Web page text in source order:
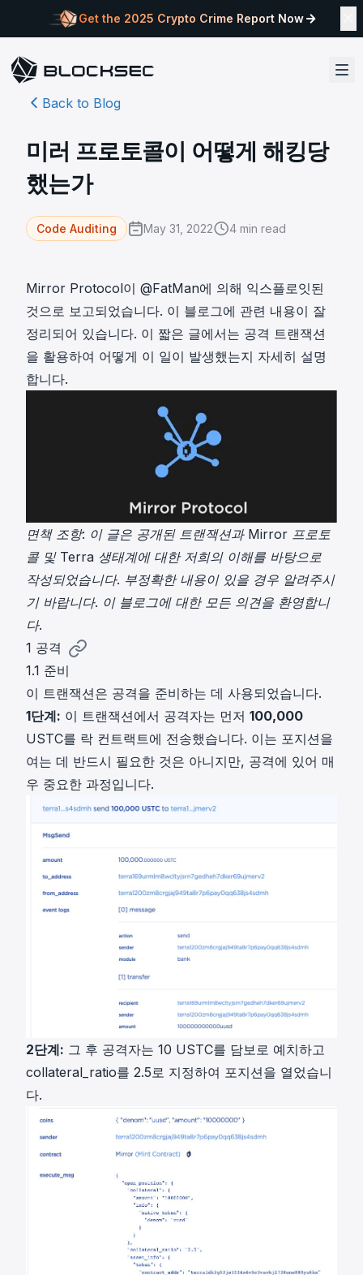
Get the 2025 Crypto Crime Report Now
Back to Blog
미러 프로토콜이 어떻게 해킹당
했는가
Code Auditing May 31, 2022 4 min read
Mirror Protocol이 @FatMan에 의해 익스플로잇된
것으로 보고되었습니다. 이 블로그에 관련 내용이 잘
정리되어 있습니다. 이 짧은 글에서는 공격 트랜잭션
을 활용하여 어떻게 이 일이 발생했는지 자세히 설명
합니다.
면책 조항: 이 글은 공개된 트랜잭션과 Mirror 프로토
콜 및 Terra 생태계에 대한 저희의 이해를 바탕으로
작성되었습니다. 부정확한 내용이 있을 경우 알려주시
기 바랍니다. 이 블로그에 대한 모든 의견을 환영합니
다.
1 공격
1.1 준비
이 트랜잭션은 공격을 준비하는 데 사용되었습니다.
1단계: 이 트랜잭션에서 공격자는 먼저 100,000
USTC를 락 컨트랙트에 전송했습니다. 이는 포지션을
여는 데 반드시 필요한 것은 아니지만, 공격에 있어 매
우 중요한 과정입니다.
2단계: 그 후 공격자는 10 USTC를 담보로 예치하고
collateral_ratio를 2.5로 지정하여 포지션을 열었습니
다.